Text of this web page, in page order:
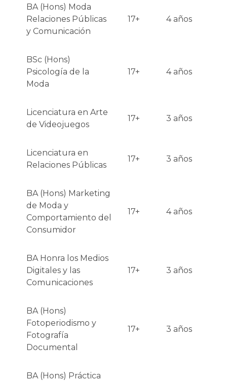
BA (Hons) Moda
Relaciones Públicas
y Comunicación
17+ 4 años
BSc (Hons)
Psicología de la
Moda
17+ 4 años
Licenciatura en Arte
de Videojuegos
17+ 3 años
Licenciatura en
Relaciones Públicas
17+ 3 años
BA (Hons) Marketing
de Moda y
Comportamiento del
Consumidor
17+ 4 años
BA Honra los Medios
Digitales y las
Comunicaciones
17+ 3 años
BA (Hons)
Fotoperiodismo y
Fotografía
Documental
17+ 3 años
BA (Hons) Práctica